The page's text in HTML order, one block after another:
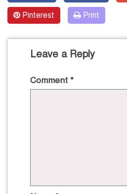
Pinterest Print
Leave a Reply
Comment *